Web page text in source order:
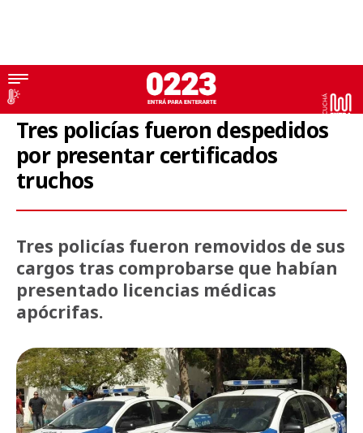
Policiales
Tres policías fueron despedidos
por presentar certificados
truchos
Tres policías fueron removidos de sus
cargos tras comprobarse que habían
presentado licencias médicas
apócrifas.